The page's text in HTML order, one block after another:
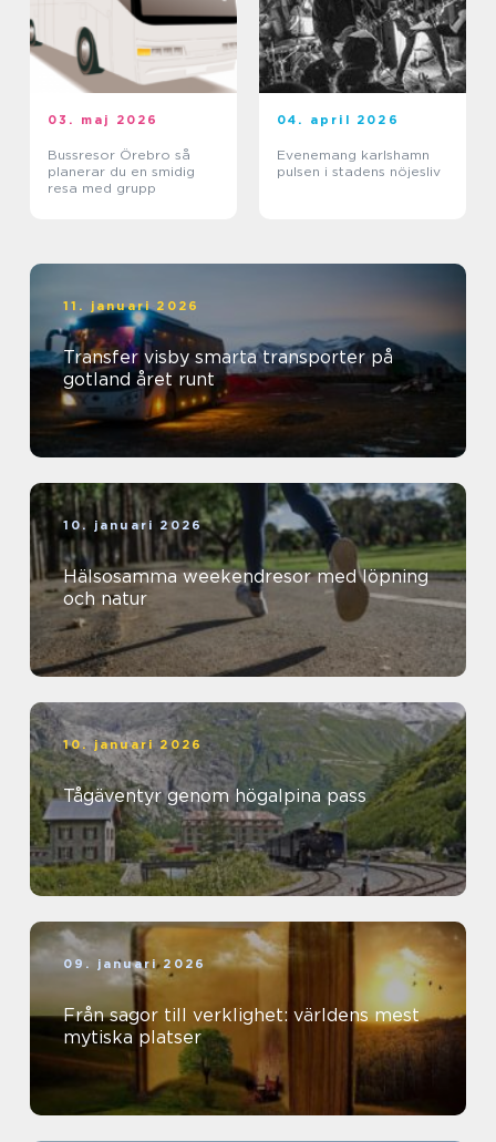
03. maj 2026
Bussresor Örebro så
planerar du en smidig
resa med grupp
04. april 2026
Evenemang karlshamn
pulsen i stadens nöjesliv
11. januari 2026
Transfer visby smarta transporter på
gotland året runt
10. januari 2026
Hälsosamma weekendresor med löpning
och natur
10. januari 2026
Tågäventyr genom högalpina pass
09. januari 2026
Från sagor till verklighet: världens mest
mytiska platser